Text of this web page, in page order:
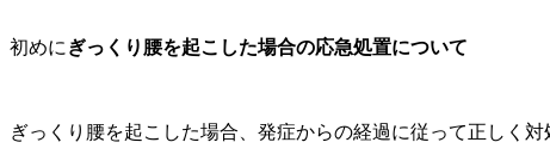
初めに ぎっくり腰を起こした場合の応急処置について
ぎっくり腰を起こした場合、発症からの経過に従って正しく